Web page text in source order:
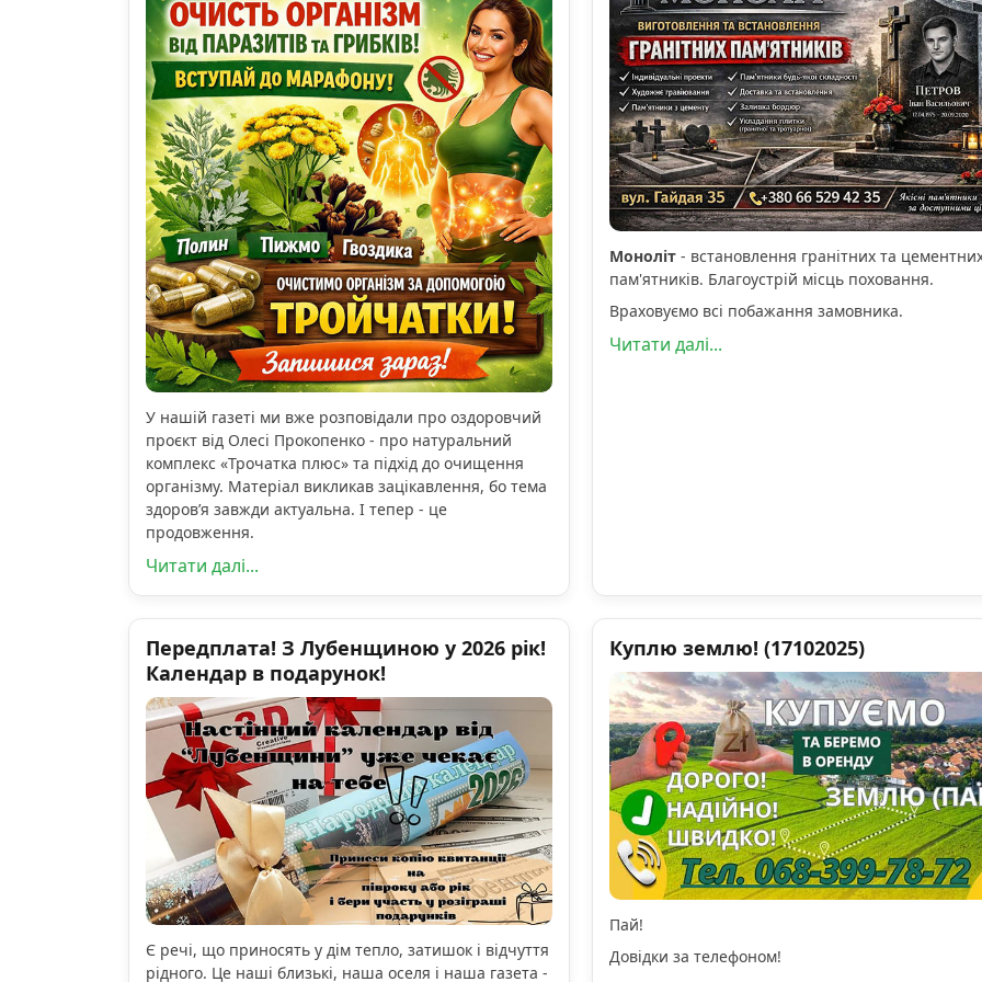
У нашій газеті ми вже розповідали про оздоровчий
проєкт від Олесі Прокопенко - про натуральний
комплекс «Трочатка плюс» та підхід до очищення
організму. Матеріал викликав зацікавлення, бо тема
здоров’я завжди актуальна. І тепер - це
продовження.
Читати далі...
Моноліт- встановлення гранітних та
пам'ятників. Благоустрій місць поховання.
Враховуємо всі побажання замовника.
Читати далі...
Передплата! З Лубенщиною у 2026 рік!
Календар в подарунок!
Є речі, що приносять у дім тепло, затишок і відчуття
рідного. Це наші близькі, наша оселя і наша газета -
Куплю землю! (17102025)
Пай!
Довідки за телефоном!